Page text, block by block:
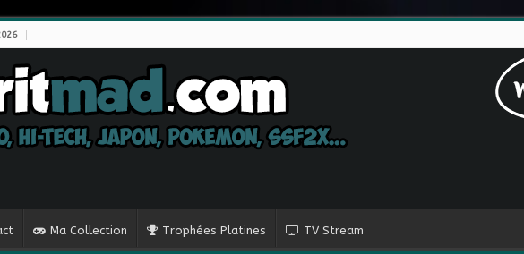
Ma Collection Trophées Platines TV Stream